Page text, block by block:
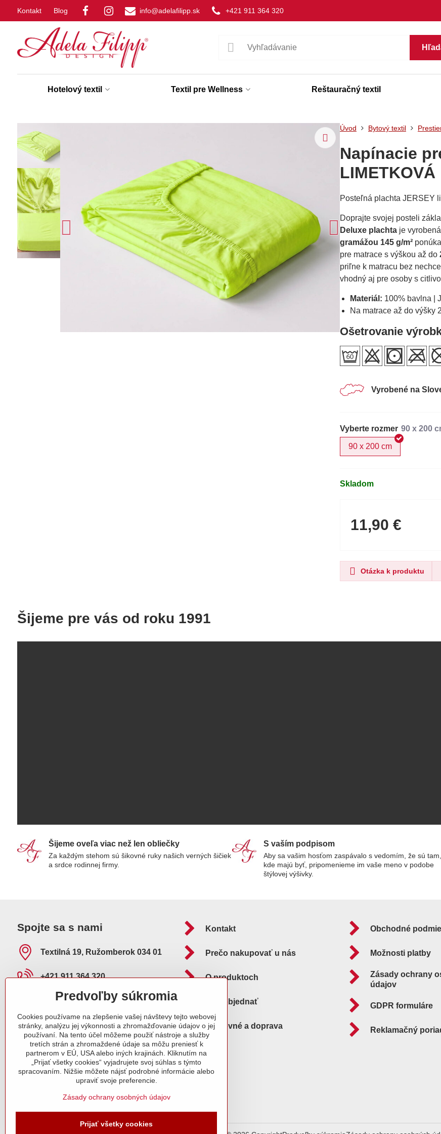
Kontakt Blog info@adelafilipp.sk +421 911 364 320
Hotelový textil Textil pre Wellness Reštauračný textil
Úvod Bytový textil
Napínacie
LIMETKOVÁ
Posteľná plachta JERSEY
Doprajte svojej posteli
Deluxe plachtaje
gramážou 145 g/m²
pre matrace s výškou až do
priľne k matracu bez
vhodný aj pre osoby s
Materiál: 100% bavlna |
Na matrace až do výšky
Ošetrovanie
Vyrobené na
Vyberte rozmer
90 x 200 cm
Skladom
11,90 €
Otázka k produktu
Šijeme pre vás od roku 1991
Šijeme oveľa viac než len obliečky
Za každým stehom sú šikovné ruky našich verných šičiek
a srdce rodinnej firmy.
S vaším podpisom
Aby sa vašim hosťom zaspávalo s vedomím, že sú tam,
kde majú byť, pripomenieme im vaše meno v podobe
štýlovej výšivky.
Spojte sa s nami
Textilná 19, Ružomberok 034 01
+421 911 364 320
info​@adelafilipp​.sk
O nás
Naše certifikáty
Objednávky
Stav objednávky
Kontakt
Prečo nakupovať u nás
O produktoch
Ako objednať
Poštovné a doprava
Obchodné
Možnosti platby
Zásady ochrany
údajov
GDPR formuláre
Reklamačný
Predvoľby súkromia
Cookies používame na zlepšenie vašej návštevy tejto webovej
stránky, analýzu jej výkonnosti a zhromažďovanie údajov o jej
používaní. Na tento účel môžeme použiť nástroje a služby
tretích strán a zhromaždené údaje sa môžu preniesť k
partnerom v EÚ, USA alebo iných krajinách. Kliknutím na
„Prijať všetky cookies“ vyjadrujete svoj súhlas s týmto
spracovaním. Nižšie môžete nájsť podrobné informácie alebo
upraviť svoje preferencie.
Zásady ochrany osobných údajov
Prijať všetky cookies